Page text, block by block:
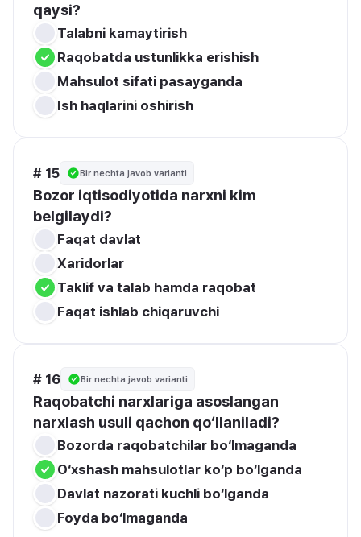
qaysi?
Talabni kamaytirish
Raqobatda ustunlikka erishish
Mahsulot sifati pasayganda
Ish haqlarini oshirish
# 15 Bir nechta javob varianti
Bozor iqtisodiyotida narxni kim
belgilaydi?
Faqat davlat
Xaridorlar
Taklif va talab hamda raqobat
Faqat ishlab chiqaruvchi
# 16 Bir nechta javob varianti
Raqobatchi narxlariga asoslangan
narxlash usuli qachon qo‘llaniladi?
Bozorda raqobatchilar bo‘lmaganda
O‘xshash mahsulotlar ko‘p bo‘lganda
Davlat nazorati kuchli bo‘lganda
Foyda bo‘lmaganda